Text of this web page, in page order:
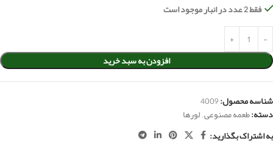
فقط 2 عدد در انبار موجود است
افزودن به سبد خرید
شناسه محصول:4009
دسته:طعمه مصنوعی,لورها
به اشتراک بگذارید: